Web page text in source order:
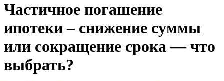
Частичное погашение
ипотеки – снижение суммы
или сокращение срока — что
выбрать?